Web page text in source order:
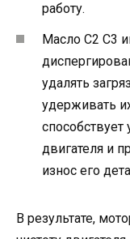
работу.
Масло C2 C3
удалять
удерживать
двигателя и
износ его
В результате,